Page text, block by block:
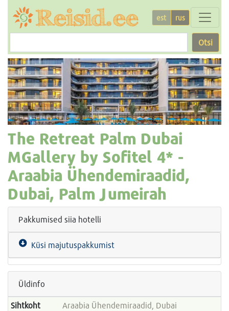
est rus
Otsi
The Retreat Palm Dubai
MGallery by Sofitel 4* -
Araabia Ühendemiraadid,
Dubai, Palm Jumeirah
Pakkumised siia hotelli
Küsi majutuspakkumist
Üldinfo
Sihtkoht
Araabia Ühendemiraadid, Dubai